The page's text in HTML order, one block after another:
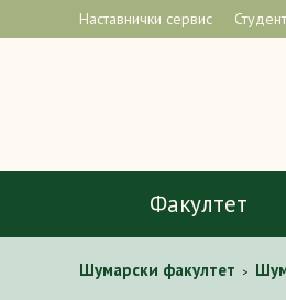
Наставнички сервис
Факултет
Шумaрски факултет >